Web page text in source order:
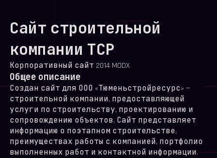
Сайт строительной
компании ТСР
Корпоративный сайт 2014 MODX
Общее описание
Создан сайт для ООО «Тюменьстройресурс» —
строительной компании, предоставляющей
услуги по строительству, проектированию и
сопровождению объектов. Сайт представляет
информацию о поэтапном строительстве,
преимуществах работы с компанией, портфолио
выполненных работ и контактной информации.